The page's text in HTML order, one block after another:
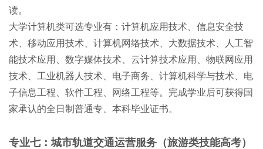
读。
大学计算机类可选专业有：计算机应用技术、信息安全技
术、移动应用技术、计算机网络技术、大数据技术、人工智
能技术应用、数字媒体技术、云计算技术应用、物联网应用
技术、工业机器人技术、电子商务、计算机科学与技术、电
子信息工程、软件工程、网络工程等。完成学业后可获得国
家承认的全日制普通专、本科毕业证书。
专业七：城市轨道交通运营服务（旅游类技能高考）